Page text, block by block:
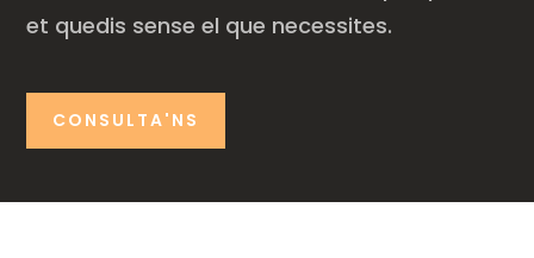
et quedis sense el que necessites.
CONSULTA'NS